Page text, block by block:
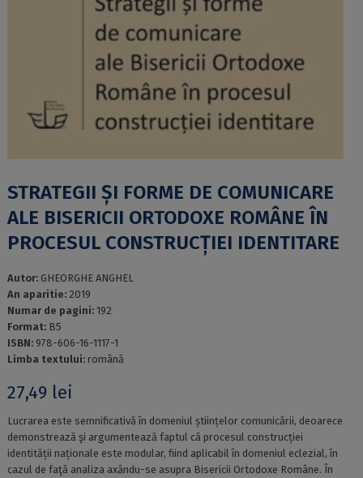
STRATEGII ȘI FORME DE COMUNICARE
ALE BISERICII ORTODOXE ROMÂNE ÎN
PROCESUL CONSTRUCȚIEI IDENTITARE
Autor: GHEORGHE ANGHEL
An aparitie: 2019
Numar de pagini: 192
Format: B5
ISBN: 978-606-16-1117-1
Limba textului: română
27,49 lei
Lucrarea este semnificativă în domeniul științelor comunicării, deoarece
demonstrează şi argumentează faptul că procesul construcției
identității naționale este modular, fiind aplicabil în domeniul eclezial, în
cazul de faţă analiza axându-se asupra Bisericii Ortodoxe Române. În